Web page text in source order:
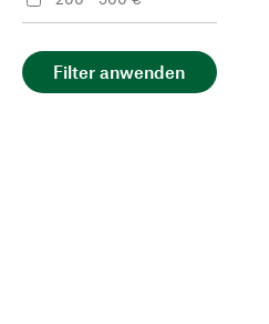
Filter anwenden